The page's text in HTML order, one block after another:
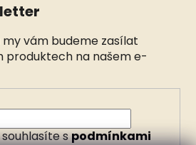
vám budeme zasílat
produktech na našem e-
spodmínkami